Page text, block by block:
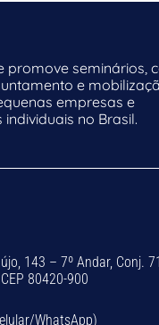
promove seminários,
e
empresas e
no Brasil.
143 – 7º Andar, Conj.
80420-900
WhatsApp)